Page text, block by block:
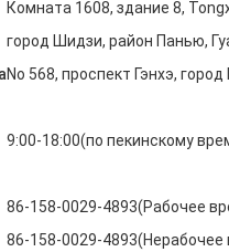
Комната 1608, здание 8,
город Шидзи, район Панью,
No 568, проспект Гэнхэ,
9:00-18:00(по пекинскому
86-158-0029-4893(Рабочее
86-158-0029-4893(Нерабочее